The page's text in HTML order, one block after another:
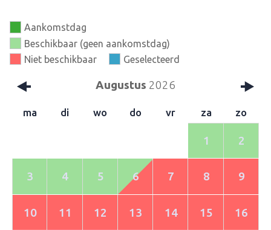
Aankomstdag
Beschikbaar (geen aankomstdag)
Niet beschikbaar
Geselecteerd
Augustus 2026
ma di wo do vr za zo
1 2
3 4 5 6 7 8 9
10 11 12 13 14 15 16